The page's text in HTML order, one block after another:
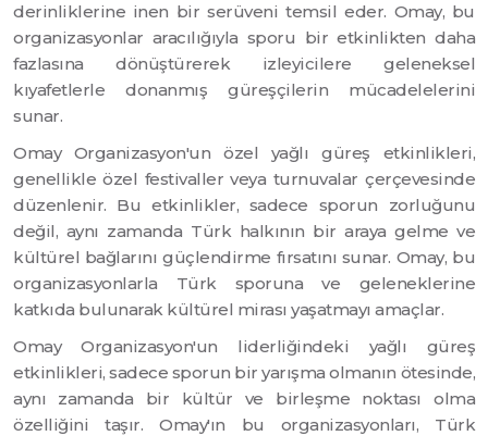
derinliklerine inen bir serüveni temsil eder. Omay, bu
organizasyonlar aracılığıyla sporu bir etkinlikten daha
fazlasına dönüştürerek izleyicilere geleneksel
kıyafetlerle donanmış güreşçilerin mücadelelerini
sunar.
Omay Organizasyon'un özel yağlı güreş etkinlikleri,
genellikle özel festivaller veya turnuvalar çerçevesinde
düzenlenir. Bu etkinlikler, sadece sporun zorluğunu
değil, aynı zamanda Türk halkının bir araya gelme ve
kültürel bağlarını güçlendirme fırsatını sunar. Omay, bu
organizasyonlarla Türk sporuna ve geleneklerine
katkıda bulunarak kültürel mirası yaşatmayı amaçlar.
Omay Organizasyon'un liderliğindeki yağlı güreş
etkinlikleri, sadece sporun bir yarışma olmanın ötesinde,
aynı zamanda bir kültür ve birleşme noktası olma
özelliğini taşır. Omay'ın bu organizasyonları, Türk